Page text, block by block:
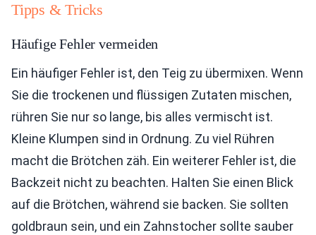
Tipps & Tricks
Häufige Fehler vermeiden
Ein häufiger Fehler ist, den Teig zu übermixen. Wenn
Sie die trockenen und flüssigen Zutaten mischen,
rühren Sie nur so lange, bis alles vermischt ist.
Kleine Klumpen sind in Ordnung. Zu viel Rühren
macht die Brötchen zäh. Ein weiterer Fehler ist, die
Backzeit nicht zu beachten. Halten Sie einen Blick
auf die Brötchen, während sie backen. Sie sollten
goldbraun sein, und ein Zahnstocher sollte sauber